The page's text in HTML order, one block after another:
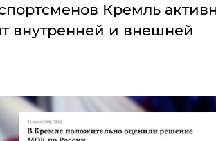
Кремль
внутренней и внешней